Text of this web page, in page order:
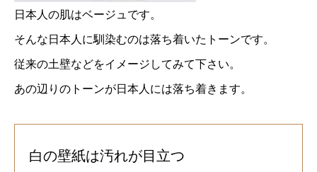
日本人の肌はベージュです。
そんな日本人に馴染むのは落ち着いたトーンです。
従来の土壁などをイメージしてみて下さい。
あの辺りのトーンが日本人には落ち着きます。
白の壁紙は汚れが目立つ